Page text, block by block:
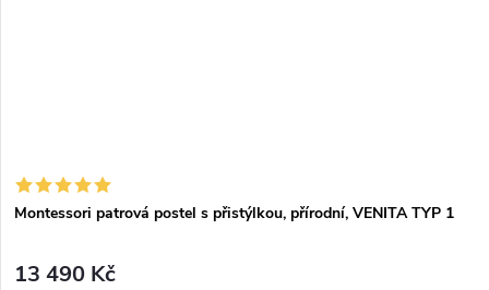
Montessori patrová postel s přistýlkou, přírodní, VENITA TYP 1
13 490 Kč